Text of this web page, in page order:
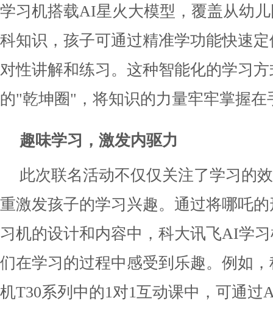
学习机搭载AI星火大模型，覆盖从幼
科知识，孩子可通过精准学功能快速
对性讲解和练习。这种智能化的学习
的"乾坤圈"，将知识的力量牢牢掌握在
趣味学习，激发内驱力
此次联名活动不仅仅关注了学习的
重激发孩子的学习兴趣。通过将哪吒
习机的设计和内容中，科大讯飞AI学
们在学习的过程中感受到乐趣。例如
机T30系列中的1对1互动课中，可通过